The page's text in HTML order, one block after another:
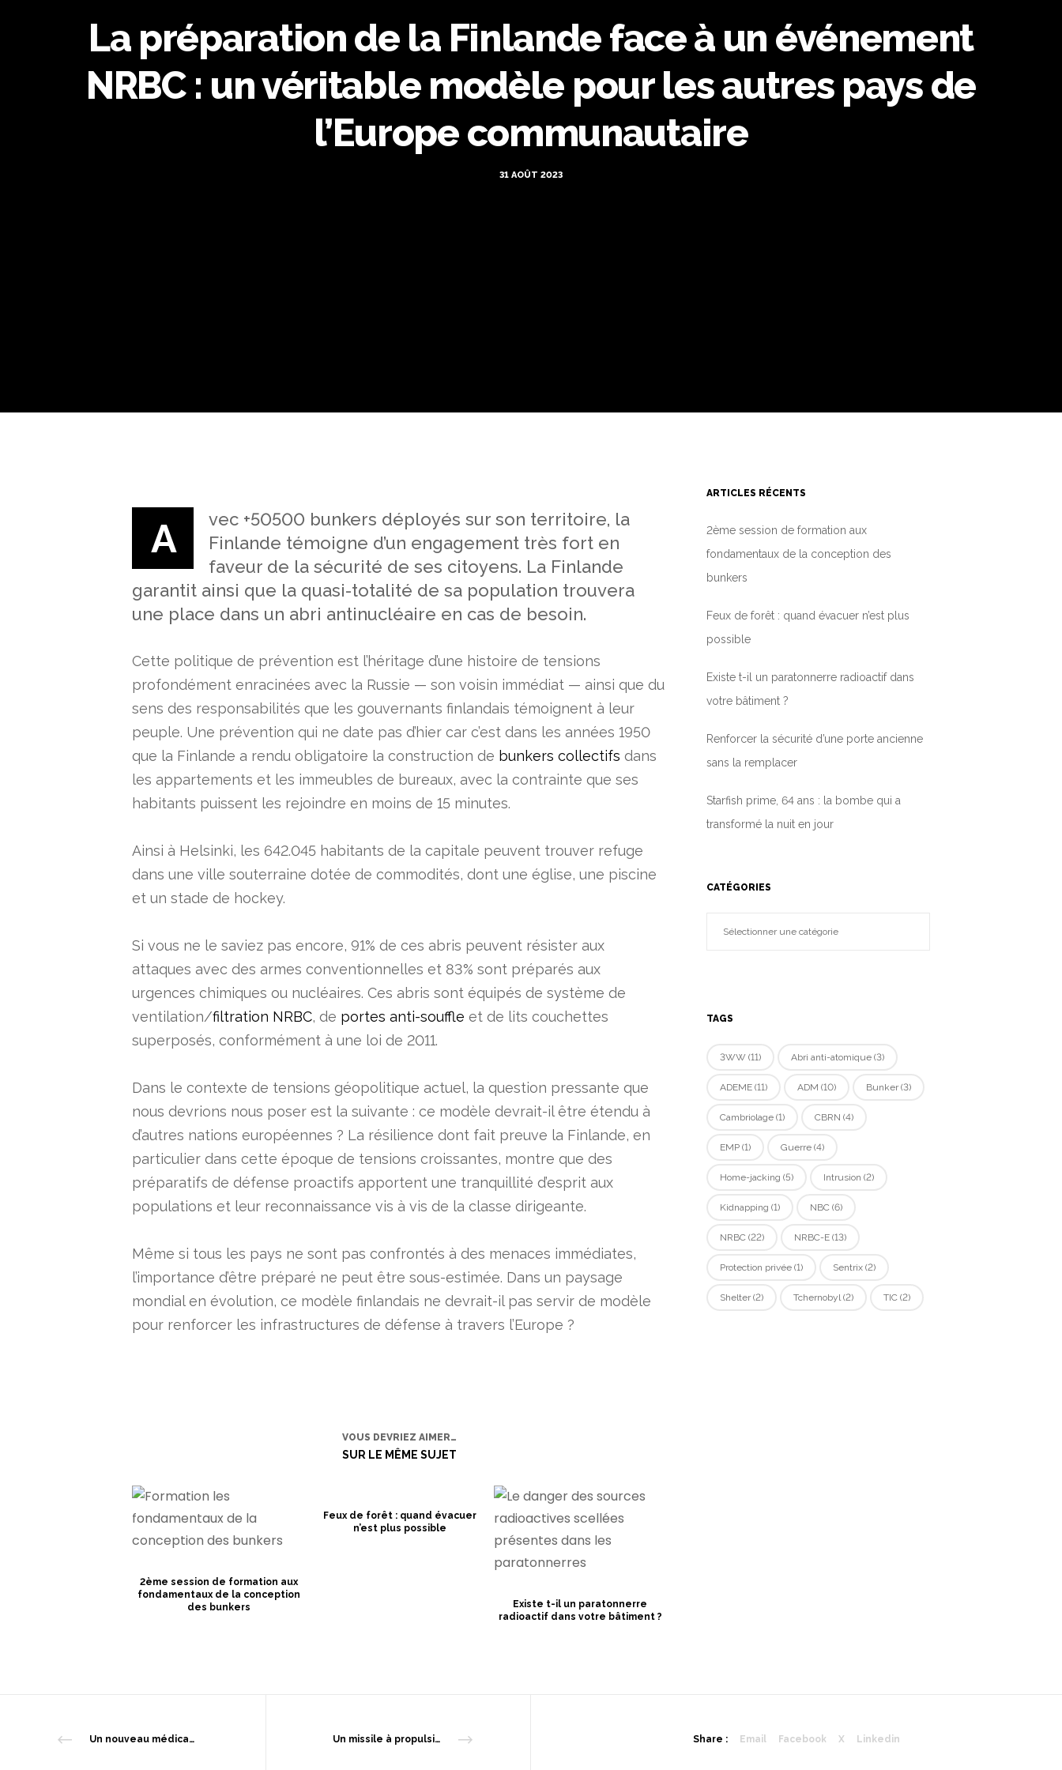
La préparation de la Finlande face à un événement
NRBC : un véritable modèle pour les autres pays de
l’Europe communautaire
31 AOÛT 2023
A
vec +50500 bunkers déployés sur son territoire, la
Finlande témoigne d’un engagement très fort en
faveur de la sécurité de ses citoyens. La Finlande
garantit ainsi que la quasi-totalité de sa population trouvera
une place dans un abri antinucléaire en cas de besoin.
Cette politique de prévention est l’héritage d’une histoire de tensions
profondément enracinées avec la Russie — son voisin immédiat — ainsi que du
sens des responsabilités que les gouvernants finlandais témoignent à leur
peuple. Une prévention qui ne date pas d’hier car c’est dans les années 1950
que la Finlande a rendu obligatoire la construction de bunkers collectifs dans
les appartements et les immeubles de bureaux, avec la contrainte que ses
habitants puissent les rejoindre en moins de 15 minutes.
Ainsi à Helsinki, les 642.045 habitants de la capitale peuvent trouver refuge
dans une ville souterraine dotée de commodités, dont une église, une piscine
et un stade de hockey.
Si vous ne le saviez pas encore, 91% de ces abris peuvent résister aux
attaques avec des armes conventionnelles et 83% sont préparés aux
urgences chimiques ou nucléaires. Ces abris sont équipés de système de
ventilation/filtration NRBC, de portes anti-souffle et de lits couchettes
superposés, conformément à une loi de 2011.
Dans le contexte de tensions géopolitique actuel, la question pressante que
nous devrions nous poser est la suivante : ce modèle devrait-il être étendu à
d’autres nations européennes ? La résilience dont fait preuve la Finlande, en
particulier dans cette époque de tensions croissantes, montre que des
préparatifs de défense proactifs apportent une tranquillité d’esprit aux
populations et leur reconnaissance vis à vis de la classe dirigeante.
Même si tous les pays ne sont pas confrontés à des menaces immédiates,
l’importance d’être préparé ne peut être sous-estimée. Dans un paysage
mondial en évolution, ce modèle finlandais ne devrait-il pas servir de modèle
pour renforcer les infrastructures de défense à travers l’Europe ?
VOUS DEVRIEZ AIMER…
SUR LE MÊME SUJET
2ème session de formation aux
fondamentaux de la conception
des bunkers
Feux de forêt : quand évacuer
n’est plus possible
Existe t-il un paratonnerre
radioactif dans votre bâtiment ?
ARTICLES RÉCENTS
2ème session de formation aux
fondamentaux de la conception des
bunkers
Feux de forêt : quand évacuer n’est plus
possible
Existe t-il un paratonnerre radioactif dans
votre bâtiment ?
Renforcer la sécurité d’une porte ancienne
sans la remplacer
Starfish prime, 64 ans : la bombe qui a
transformé la nuit en jour
CATÉGORIES
TAGS
3WW(11) Abri anti-atomique(3)
ADEME(11) ADM (10) Bunker(3)
Cambriolage(1) CBRN (4)
EMP(1) Guerre(4)
Home-jacking (5) Intrusion (2)
Kidnapping (1) NBC(6)
NRBC(22) NRBC-E(13)
Protection privée(1) Sentrix(2)
Shelter(2) Tchernobyl(2) TIC(2)
Un nouveau médicament pour soigner les victimes d’un accident nucléaire Un missile à propulsion nucléaire Share : Email Facebook X Linkedin